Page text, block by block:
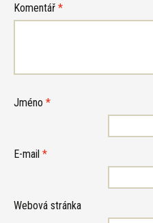
Komentář *
Jméno *
E-mail *
Webová stránka